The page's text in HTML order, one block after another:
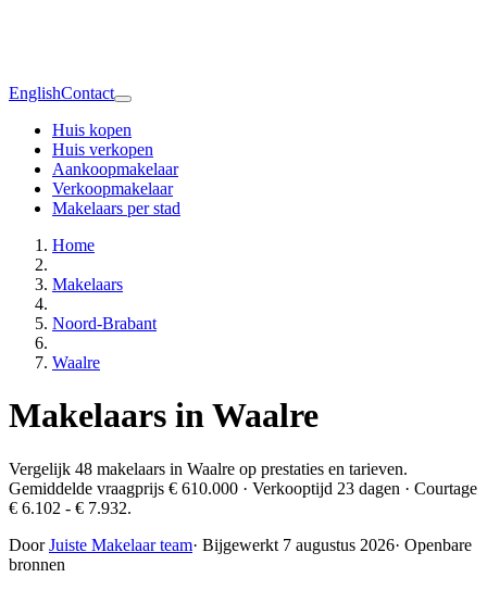
EnglishContact
Huis kopen
Huis verkopen
Aankoopmakelaar
Verkoopmakelaar
Makelaars per stad
Home
Makelaars
Noord-Brabant
Waalre
Makelaars in Waalre
Vergelijk 48 makelaars in Waalre op prestaties en tarieven.
Gemiddelde vraagprijs € 610.000 · Verkooptijd 23 dagen · Courtage
€ 6.102 - € 7.932.
DoorJuiste Makelaar team· Bijgewerkt 7 augustus 2026· Openbare
bronnen